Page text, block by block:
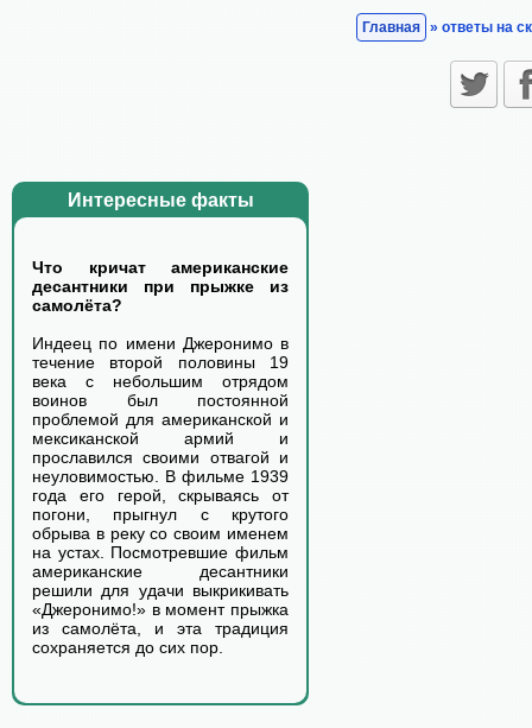
Интересные факты
Что кричат американские
десантники при прыжке из
самолёта?
Индеец по имени Джеронимо в
течение второй половины 19
века с небольшим отрядом
воинов был постоянной
проблемой для американской и
мексиканской армий и
прославился своими отвагой и
неуловимостью. В фильме 1939
года его герой, скрываясь от
погони, прыгнул с крутого
обрыва в реку со своим именем
на устах. Посмотревшие фильм
американские десантники
решили для удачи выкрикивать
«Джеронимо!» в момент прыжка
из самолёта, и эта традиция
сохраняется до сих пор.
Главная » ответы на